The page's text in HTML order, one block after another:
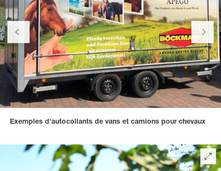
Exemples d'autocollants de vans et camions pour chevaux